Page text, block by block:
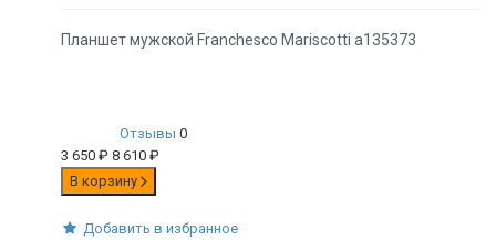
Планшет мужской Franchesco Mariscotti а135373
Отзывы 0
3 650 ₽ 8 610 ₽
В корзину
Добавить в избранное